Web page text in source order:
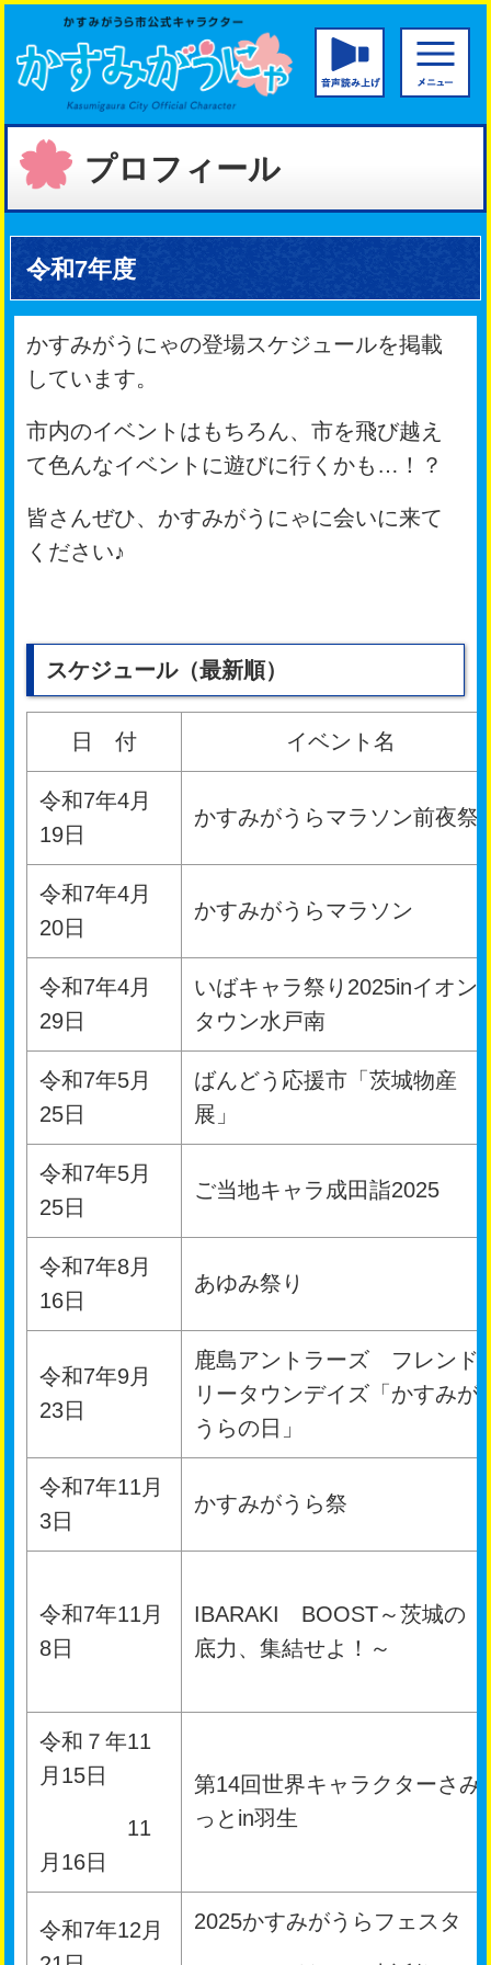
かすみがうら市
音声読み
プロフィール
令和7年度
かすみがうにゃの登場スケジュールを掲載
しています。
市内のイベントはもちろん、市を飛び越え
て色んなイベントに遊びに行くかも…！？
皆さんぜひ、かすみがうにゃに会いに来て
ください♪
スケジュール（最新順）
日 付 イベント名
令和7年4月
19日
かすみがうらマラソン前夜祭
令和7年4月
20日
かすみがうらマラソン
令和7年4月
29日
いばキャラ祭り2025inイオン
タウン水戸南
令和7年5月
25日
ばんどう応援市「茨城物産
展」
令和7年5月
25日
ご当地キャラ成田詣2025
令和7年8月
16日
あゆみ祭り
令和7年9月
23日
鹿島アントラーズ フレンド
リータウンデイズ「かすみが
うらの日」
令和7年11月
3日
かすみがうら祭
令和7年11月
8日
IBARAKI BOOST～茨城の
底力、集結せよ！～
令和７年11
月15日
11
月16日
第14回世界キャラクターさみ
っとin羽生
令和7年12月
2025かすみがうらフェスタ